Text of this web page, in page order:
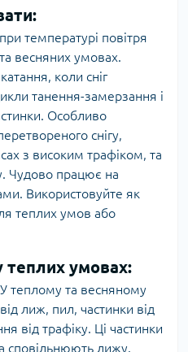
температурі повітря
весняних умовах.
коли сніг
танення-замерзання і
Особливо
снігу,
з високим трафіком, та
Чудово працює на
Використовуйте як
теплих умов або
теплих умовах:
У теплому та весняному
лиж, пил, частинки від
від трафіку. Ці частинки
сповільнюють лижу.